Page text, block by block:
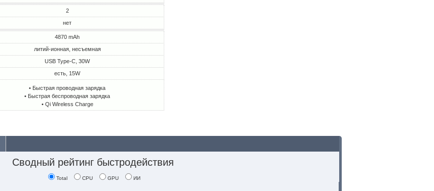
2
нет
4870 mAh
литий-ионная, несъемная
USB Type-C, 30W
есть, 15W
• Быстрая проводная зарядка
• Быстрая беспроводная зарядка
• Qi Wireless Charge
Сводный рейтинг быстродействия
Total CPU GPU ИИ